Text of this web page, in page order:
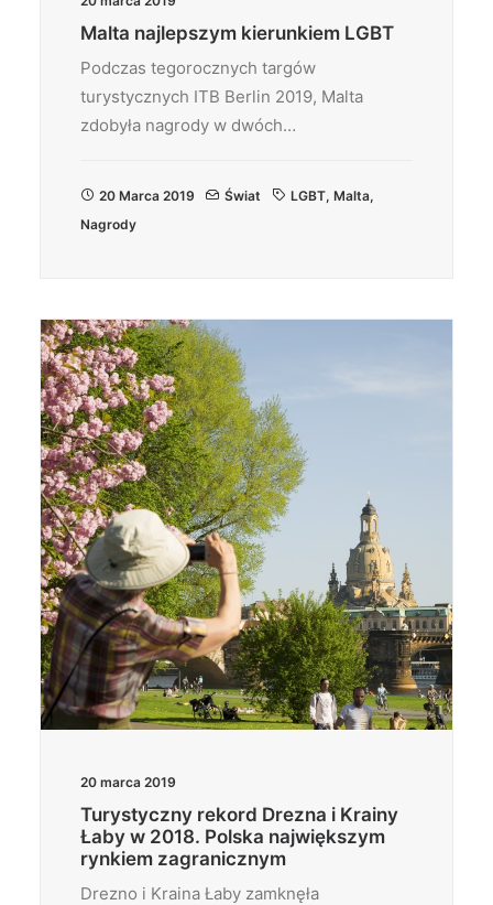
Malta najlepszym kierunkiem LGBT
Podczas tegorocznych targów
turystycznych ITB Berlin 2019, Malta
zdobyła nagrody w dwóch…
20 Marca 2019 Świat LGBT, Malta,
Nagrody
20 marca 2019
Turystyczny rekord Drezna i Krainy
Łaby w 2018. Polska największym
rynkiem zagranicznym
Drezno i Kraina Łaby zamknęła